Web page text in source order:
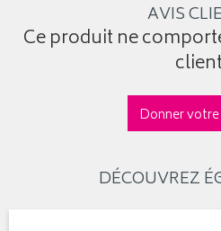
AVIS
Ce produit ne
Donner
DÉCOUVREZ